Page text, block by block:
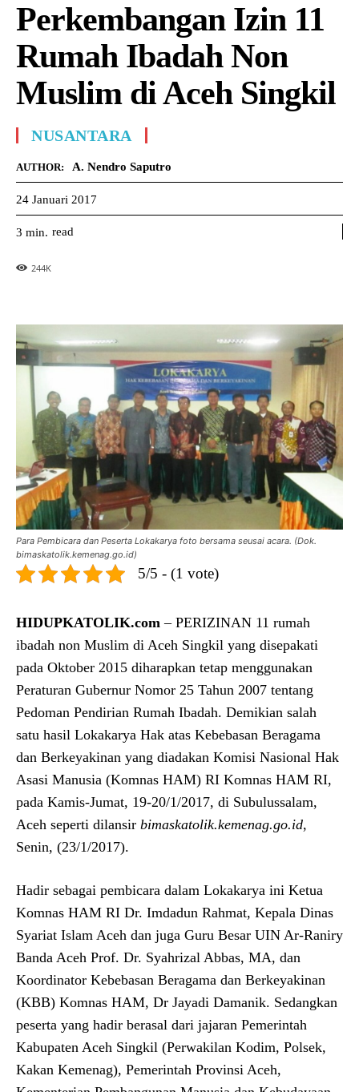
Perkembangan Izin 11
Rumah Ibadah Non
Muslim di Aceh Singkil
NUSANTARA
AUTHOR: A. Nendro Saputro
24 Januari 2017
3 min. read
244K
Para Pembicara dan Peserta Lokakarya foto bersama seusai acara. (Dok.
bimaskatolik.kemenag.go.id)
5/5 - (1 vote)
HIDUPKATOLIK.com – PERIZINAN 11 rumah
ibadah non Muslim di Aceh Singkil yang disepakati
pada Oktober 2015 diharapkan tetap menggunakan
Peraturan Gubernur Nomor 25 Tahun 2007 tentang
Pedoman Pendirian Rumah Ibadah. Demikian salah
satu hasil Lokakarya Hak atas Kebebasan Beragama
dan Berkeyakinan yang diadakan Komisi Nasional Hak
Asasi Manusia (Komnas HAM) RI Komnas HAM RI,
pada Kamis-Jumat, 19-20/1/2017, di Subulussalam,
Aceh seperti dilansir bimaskatolik.kemenag.go.id,
Senin, (23/1/2017).
Hadir sebagai pembicara dalam Lokakarya ini Ketua
Komnas HAM RI Dr. Imdadun Rahmat, Kepala Dinas
Syariat Islam Aceh dan juga Guru Besar UIN Ar-Raniry
Banda Aceh Prof. Dr. Syahrizal Abbas, MA, dan
Koordinator Kebebasan Beragama dan Berkeyakinan
(KBB) Komnas HAM, Dr Jayadi Damanik. Sedangkan
peserta yang hadir berasal dari jajaran Pemerintah
Kabupaten Aceh Singkil (Perwakilan Kodim, Polsek,
Kakan Kemenag), Pemerintah Provinsi Aceh,